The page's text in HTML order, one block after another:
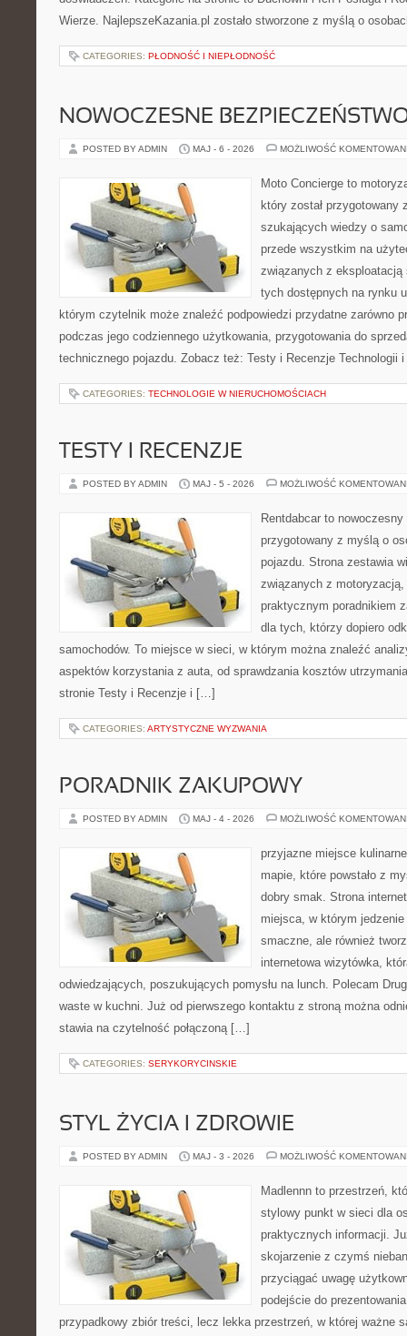
Wierze. NajlepszeKazania.pl zostało stworzone z myślą o
CATEGORIES: PŁODNOŚĆ I NIEPŁODNOŚĆ
NOWOCZESNE
POSTED BY ADMIN MAJ - 6 - 2026 MOŻLIWOŚĆ
Moto Concierge to
który został przygotowany
szukających wiedzy o
przede wszystkim na
związanych z eksploatacją
tych dostępnych na rynku
którym czytelnik może znaleźć podpowiedzi przydatne zarówno
podczas jego codziennego użytkowania, przygotowania do
technicznego pojazdu. Zobacz też: Testy i Recenzje
CATEGORIES: TECHNOLOGIE W NIERUCHOMOŚCIACH
TESTY I RECENZJE
POSTED BY ADMIN MAJ - 5 - 2026 MOŻLIWOŚĆ
Rentdabcar to
przygotowany z myślą o
pojazdu. Strona zestawia
związanych z
praktycznym poradnikiem
dla tych, którzy dopiero
samochodów. To miejsce w sieci, w którym można znaleźć
aspektów korzystania z auta, od sprawdzania kosztów
stronie Testy i Recenzje i […]
CATEGORIES: ARTYSTYCZNE WYZWANIA
PORADNIK ZAKUPOWY
POSTED BY ADMIN MAJ - 4 - 2026 MOŻLIWOŚĆ
przyjazne miejsce
mapie, które powstało z
dobry smak. Strona
miejsca, w którym
smaczne, ale również
internetowa wizytówka,
odwiedzających, poszukujących pomysłu na lunch. Polecam
waste w kuchni. Już od pierwszego kontaktu z stroną można
stawia na czytelność połączoną […]
CATEGORIES: SERYKORYCINSKIE
STYL ŻYCIA I ZDROWIE
POSTED BY ADMIN MAJ - 3 - 2026 MOŻLIWOŚĆ
Madlennn to przestrzeń,
stylowy punkt w sieci dla
praktycznych informacji.
skojarzenie z czymś
przyciągać uwagę
podejście do
przypadkowy zbiór treści, lecz lekka przestrzeń, w której ważne